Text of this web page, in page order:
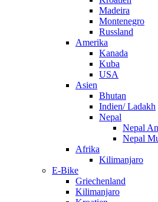
Madeira
Montenegro
Russland
Amerika
Kanada
Kuba
USA
Asien
Bhutan
Indien/ Ladakh
Nepal
Nepal
Nepal
Afrika
Kilimanjaro
E-Bike
Griechenland
Kilimanjaro